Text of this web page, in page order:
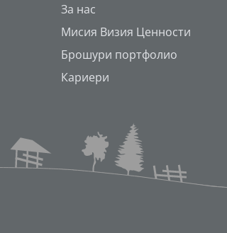
За нас
Мисия Визия Ценности
Брошури портфолио
Кариери